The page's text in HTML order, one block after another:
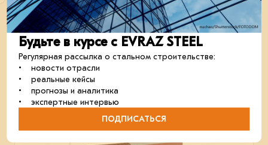
Рассчитаем склад с кран-балкой
Делимся фото со стройплощадки нового склада в
подмосковных Химках по проекту EVRAZ STEEL BOX.
кейсы посчитаем строительство
13 мая 2024
Будьте в курсе с EVRAZ STEEL
Регулярная рассылка о стальном строительстве:
• новости отрасли
• реальные кейсы
• прогнозы и аналитика
• экспертные интервью
ПОДПИСАТЬСЯ